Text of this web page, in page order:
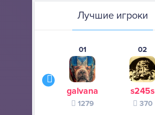
Лучшие игроки
01
galvana
1279
02
s245s
370